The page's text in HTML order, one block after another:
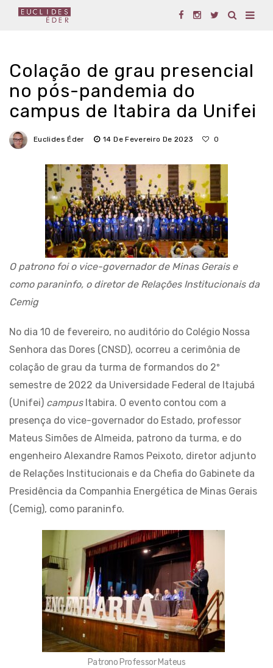
Colação de grau presencial
no pós-pandemia do
campus de Itabira da Unifei
Euclides Éder 14 De Fevereiro De 2023 0
O patrono foi o vice-governador de Minas Gerais e
como paraninfo, o diretor de Relações Institucionais da
Cemig
No dia 10 de fevereiro, no auditório do Colégio Nossa
Senhora das Dores (CNSD), ocorreu a cerimônia de
colação de grau da turma de formandos do 2º
semestre de 2022 da Universidade Federal de Itajubá
(Unifei) campusItabira. O evento contou com a
presença do vice-governador do Estado, professor
Mateus Simões de Almeida, patrono da turma, e do
engenheiro Alexandre Ramos Peixoto, diretor adjunto
de Relações Institucionais e da Chefia do Gabinete da
Presidência da Companhia Energética de Minas Gerais
(Cemig), como paraninfo.
Patrono Professor Mateus